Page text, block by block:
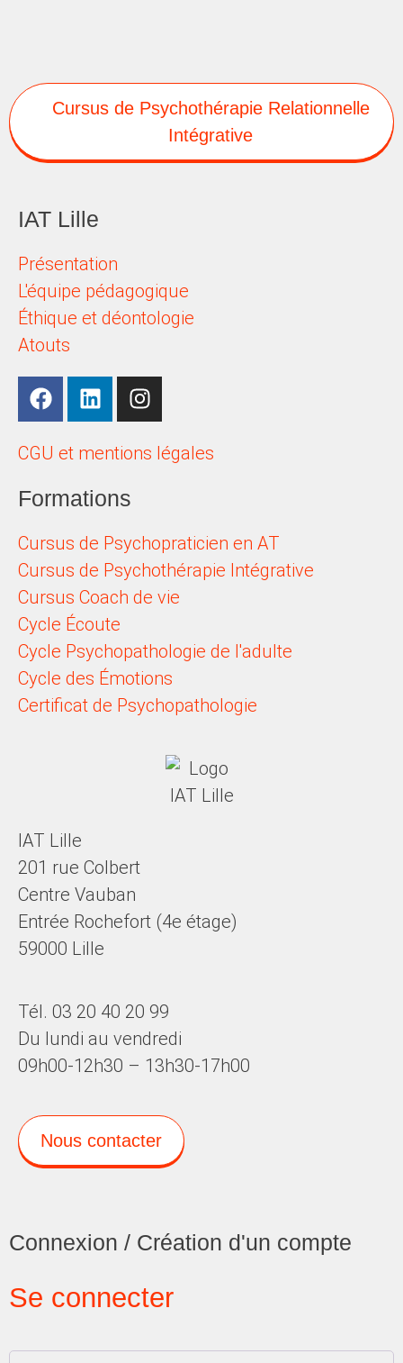
Cursus de Psychothérapie Relationnelle
Intégrative
IAT Lille
Présentation
L'équipe pédagogique
Éthique et déontologie
Atouts
CGU et mentions légales
Formations
Cursus de Psychopraticien en AT
Cursus de Psychothérapie Intégrative
Cursus Coach de vie
Cycle Écoute
Cycle Psychopathologie de l'adulte
Cycle des Émotions
Certificat de Psychopathologie
IAT Lille
201 rue Colbert
Centre Vauban
Entrée Rochefort (4e étage)
59000 Lille
Tél. 03 20 40 20 99
Du lundi au vendredi
09h00-12h30 – 13h30-17h00
Nous contacter
Connexion / Création d'un compte
Se connecter